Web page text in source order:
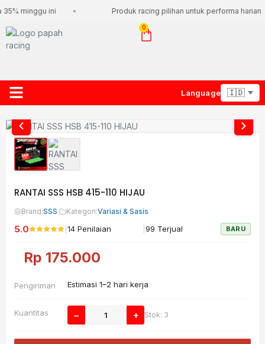
minggu ini Produk racing pilihan untuk performa harian
0
Language
RANTAI SSS HSB 415-110 HIJAU
Brand:SSS· Kategori:Variasi & Sasis
5.0 14 Penilaian 99 Terjual BARU
Rp 175.000
Pengiriman Estimasi 1–2 hari kerja
Kuantitas − + Stok: 3